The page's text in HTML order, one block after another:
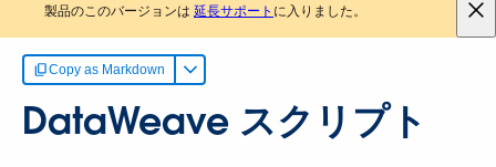
製品のこのバージョンは 延長サポート に入りました。
Copy as Markdown
DataWeave スクリプト